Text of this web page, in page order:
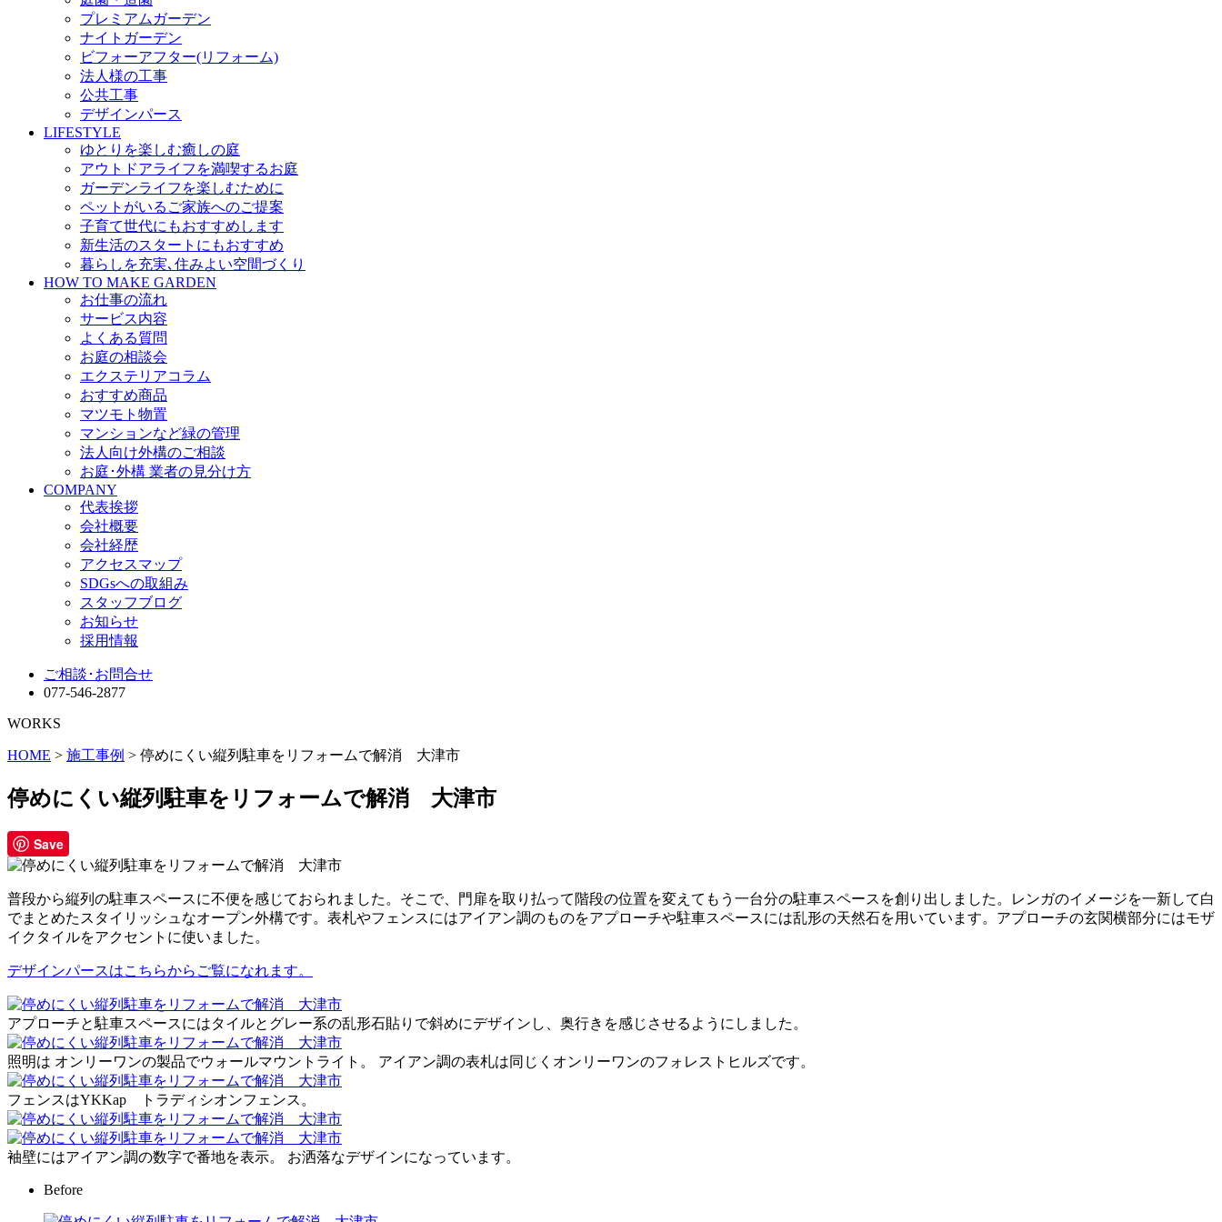
プレミアムガーデン
ナイトガーデン
ビフォーアフター(リフォーム)
法人様の工事
公共工事
デザインパース
LIFESTYLE
ゆとりを楽しむ癒しの庭
アウトドアライフを満喫するお庭
ガーデンライフを楽しむために
ペットがいるご家族へのご提案
子育て世代にもおすすめします
新生活のスタートにもおすすめ
暮らしを充実､住みよい空間づくり
HOW TO MAKE GARDEN
お仕事の流れ
サービス内容
よくある質問
お庭の相談会
エクステリアコラム
おすすめ商品
マツモト物置
マンションなど緑の管理
法人向け外構のご相談
お庭･外構 業者の見分け方
COMPANY
代表挨拶
会社概要
会社経歴
アクセスマップ
SDGsへの取組み
スタッフブログ
お知らせ
採用情報
ご相談･お問合せ
077-546-2877
WORKS
HOME > 施工事例 > 停めにくい縦列駐車をリフォームで解消 大津市
停めにくい縦列駐車をリフォームで解消 大津市
Save
普段から縦列の駐車スペースに不便を感じておられました。そこで、門扉を取り払って階段の位置を変えてもう一台分の駐車スペースを創り出しました。レンガのイメージを一新して白
でまとめたスタイリッシュなオープン外構です。表札やフェンスにはアイアン調のものをアプローチや駐車スペースには乱形の天然石を用いています。アプローチの玄関横部分にはモザ
イクタイルをアクセントに使いました。
デザインパースはこちらからご覧になれます。
アプローチと駐車スペースにはタイルとグレー系の乱形石貼りで斜めにデザインし、奥行きを感じさせるようにしました。
照明は オンリーワンの製品でウォールマウントライト。 アイアン調の表札は同じくオンリーワンのフォレストヒルズです。
フェンスはYKKap トラディシオンフェンス。
袖壁にはアイアン調の数字で番地を表示。 お洒落なデザインになっています。
Before